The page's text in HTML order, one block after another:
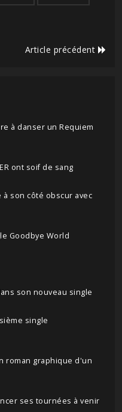
Article précédent
à danser un Requiem
ont soif de sang
à son côté obscur avec
Goodbye World
son nouveau single
single
roman graphique d'un
ses tournées à venir